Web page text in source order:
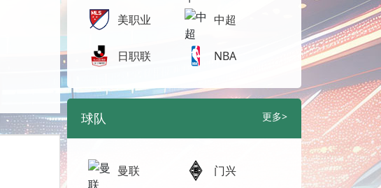
美职业 中超
日职联 NBA
球队 更多>
曼联 门兴